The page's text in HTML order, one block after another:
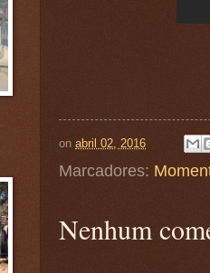
on abril 02, 2016
Marcadores:
Nenhum